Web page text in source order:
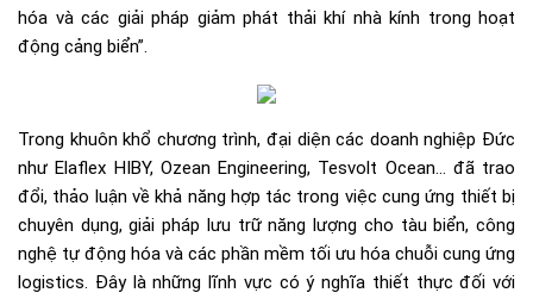
hóa và các giải pháp giảm phát thải khí nhà kính trong hoạt
động cảng biển”.
Trong khuôn khổ chương trình, đại diện các doanh nghiệp Đức
như Elaflex HIBY, Ozean Engineering, Tesvolt Ocean… đã trao
đổi, thảo luận về khả năng hợp tác trong việc cung ứng thiết bị
chuyên dụng, giải pháp lưu trữ năng lượng cho tàu biển, công
nghệ tự động hóa và các phần mềm tối ưu hóa chuỗi cung ứng
logistics. Đây là những lĩnh vực có ý nghĩa thiết thực đối với